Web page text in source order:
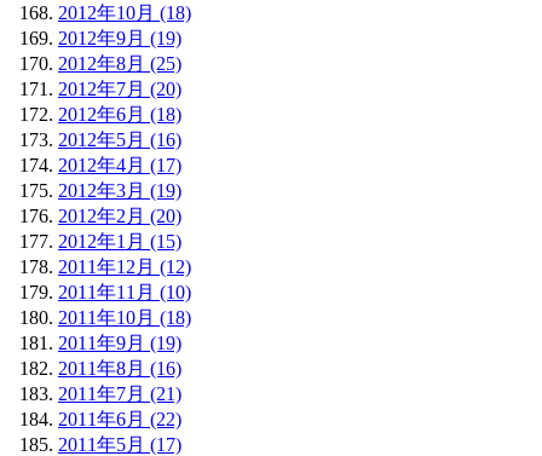
2012年10月 (18)
2012年9月 (19)
2012年8月 (25)
2012年7月 (20)
2012年6月 (18)
2012年5月 (16)
2012年4月 (17)
2012年3月 (19)
2012年2月 (20)
2012年1月 (15)
2011年12月 (12)
2011年11月 (10)
2011年10月 (18)
2011年9月 (19)
2011年8月 (16)
2011年7月 (21)
2011年6月 (22)
2011年5月 (17)